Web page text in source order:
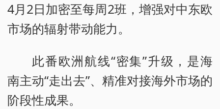
4月2日加密至每周2班，增强对中东欧
市场的辐射带动能力。
此番欧洲航线“密集”升级，是海
南主动“走出去”、精准对接海外市场的
阶段性成果。